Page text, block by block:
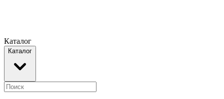
Каталог
Каталог